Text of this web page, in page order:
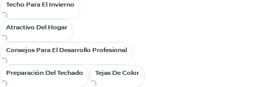
Techo Para El Invierno
Techo Para El Invierno
Atractivo Del Hogar
Atractivo Del Hogar
Consejos Para El Desarrollo Profesional
Consejos Para El Desarrollo Profesional
Preparación Del Techado
Preparación Del Techado Tejas De Color
Tejas De Color